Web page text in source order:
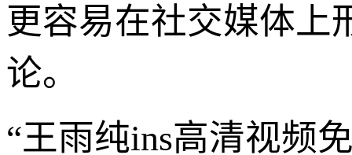
更容易在社交媒体上
论。
“王雨纯ins高清视频